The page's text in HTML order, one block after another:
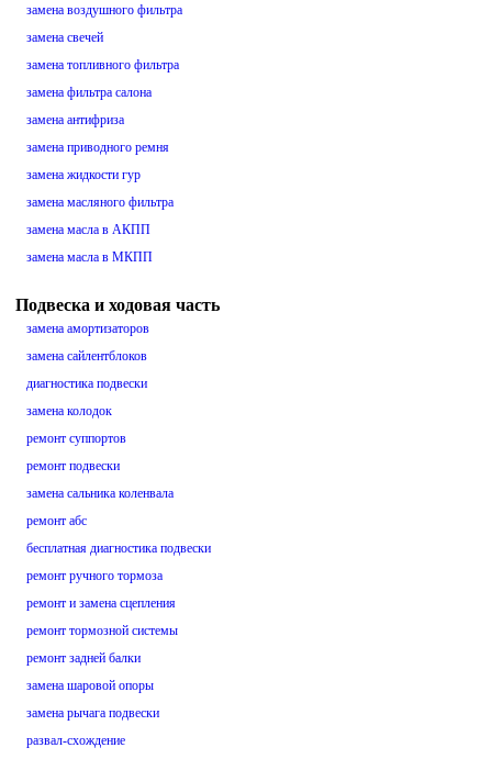
замена воздушного фильтра
замена свечей
замена топливного фильтра
замена фильтра салона
замена антифриза
замена приводного ремня
замена жидкости гур
замена масляного фильтра
замена масла в АКПП
замена масла в МКПП
Подвеска и ходовая часть
замена амортизаторов
замена сайлентблоков
диагностика подвески
замена колодок
ремонт суппортов
ремонт подвески
замена сальника коленвала
ремонт абс
бесплатная диагностика подвески
ремонт ручного тормоза
ремонт и замена сцепления
ремонт тормозной системы
ремонт задней балки
замена шаровой опоры
замена рычага подвески
развал-схождение